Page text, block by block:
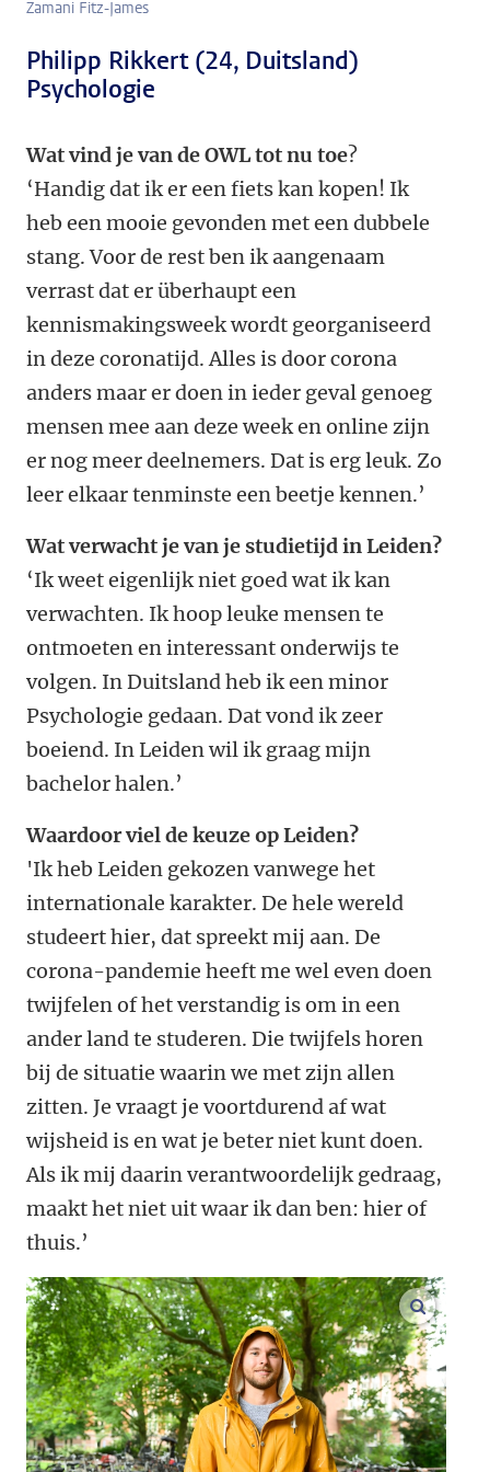
Zamani Fitz-James
Philipp Rikkert (24, Duitsland)
Psychologie
Wat vind je van de OWL tot nu toe?
‘Handig dat ik er een fiets kan kopen! Ik
heb een mooie gevonden met een dubbele
stang. Voor de rest ben ik aangenaam
verrast dat er überhaupt een
kennismakingsweek wordt georganiseerd
in deze coronatijd. Alles is door corona
anders maar er doen in ieder geval genoeg
mensen mee aan deze week en online zijn
er nog meer deelnemers. Dat is erg leuk. Zo
leer elkaar tenminste een beetje kennen.’
Wat verwacht je van je studietijd in Leiden?
‘Ik weet eigenlijk niet goed wat ik kan
verwachten. Ik hoop leuke mensen te
ontmoeten en interessant onderwijs te
volgen. In Duitsland heb ik een minor
Psychologie gedaan. Dat vond ik zeer
boeiend. In Leiden wil ik graag mijn
bachelor halen.’
Waardoor viel de keuze op Leiden?
'Ik heb Leiden gekozen vanwege het
internationale karakter. De hele wereld
studeert hier, dat spreekt mij aan. De
corona-pandemie heeft me wel even doen
twijfelen of het verstandig is om in een
ander land te studeren. Die twijfels horen
bij de situatie waarin we met zijn allen
zitten. Je vraagt je voortdurend af wat
wijsheid is en wat je beter niet kunt doen.
Als ik mij daarin verantwoordelijk gedraag,
maakt het niet uit waar ik dan ben: hier of
thuis.’